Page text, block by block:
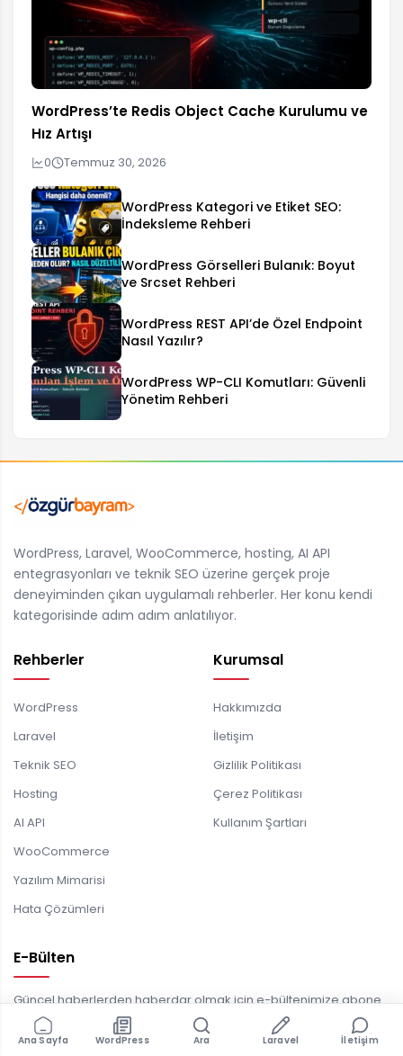
WordPress’te Redis Object Cache Kurulumu ve
Hız Artışı
0 Temmuz 30, 2026
WordPress Kategori ve Etiket SEO:
İndeksleme Rehberi
WordPress Görselleri Bulanık: Boyut
ve Srcset Rehberi
WordPress REST API’de Özel Endpoint
Nasıl Yazılır?
WordPress WP-CLI Komutları: Güvenli
Yönetim Rehberi
WordPress, Laravel, WooCommerce, hosting, AI API
entegrasyonları ve teknik SEO üzerine gerçek proje
deneyiminden çıkan uygulamalı rehberler. Her konu kendi
kategorisinde adım adım anlatılıyor.
Rehberler
WordPress
Laravel
Teknik SEO
Hosting
AI API
WooCommerce
Yazılım Mimarisi
Hata Çözümleri
Kurumsal
Hakkımızda
İletişim
Gizlilik Politikası
Çerez Politikası
Kullanım Şartları
E-Bülten
Güncel haberlerden haberdar olmak için e-bültenimize abone
olun. Haftalık özetler ve özel içerikler e-posta adresinize gelsin.
Ana Sayfa WordPress Ara Laravel İletişim